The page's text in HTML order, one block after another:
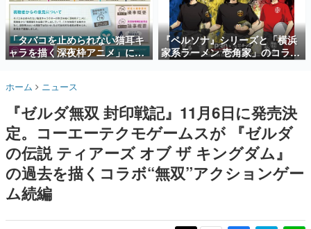
殿堂入り記事
SNS拡散数が数千以上！ ページビュー数万以上！ などな
ど。多くの人々に読まれた、電ファミ渾身の“殿堂入り”記
事をまとめました。
名作ゲームクリエイターの方々に製作時のエピソードをお
きます。
赫本
この物語を解いてはいけない。『赫本』は、〈試験問題〉
の形をした短編ホラー小説集です。
ダム・カム』開発元やチェコの
プロ野球選手から称賛の声
「タバコを止められない猫耳キ
ャラを描く深夜枠アニメ」に視
聴者の一部から批判意見。違法
て、BPOが議論を交わす
『ペルソナ』シリーズと「横浜
家系ラーメン 壱角家」のコラボ
が8月21日から開催。”はがく
ホーム ニュース
『ゼルダ無双 封印戦記』11月6日に発売決
定。コーエーテクモゲームスが 『ゼルダ
の伝説 ティアーズ オブ ザ キングダム』
の過去を描くコラボ“無双”アクションゲー
ム続編